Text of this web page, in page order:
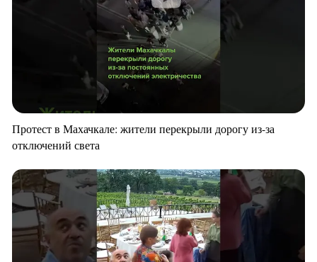
Протест в Махачкале: жители перекрыли дорогу из-за
отключений света